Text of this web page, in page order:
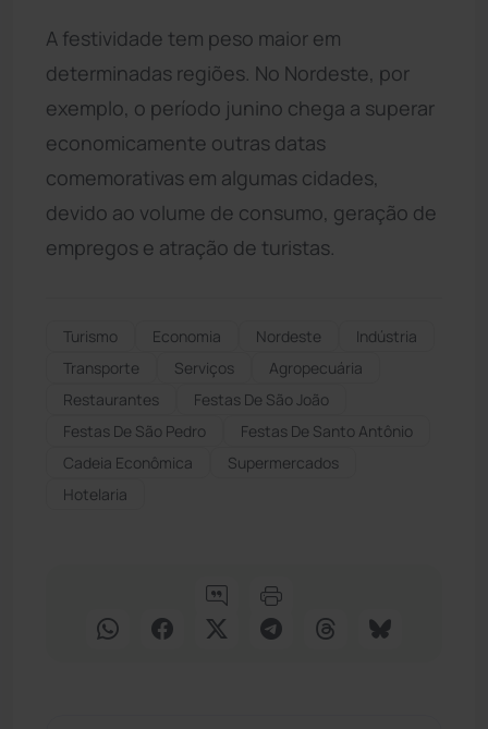
A festividade tem peso maior em
determinadas regiões. No Nordeste, por
exemplo, o período junino chega a superar
economicamente outras datas
comemorativas em algumas cidades,
devido ao volume de consumo, geração de
empregos e atração de turistas.
Turismo Economia Nordeste
Indústria
Transporte
Serviços
Agropecuária
Restaurantes
Festas De São João
Festas De São Pedro
Festas De Santo Antônio
Cadeia Econômica
Supermercados
Hotelaria